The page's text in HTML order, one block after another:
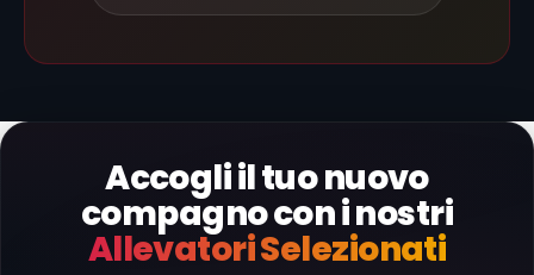
Accogli il tuo nuovo
compagno con i nostri
Allevatori Selezionati